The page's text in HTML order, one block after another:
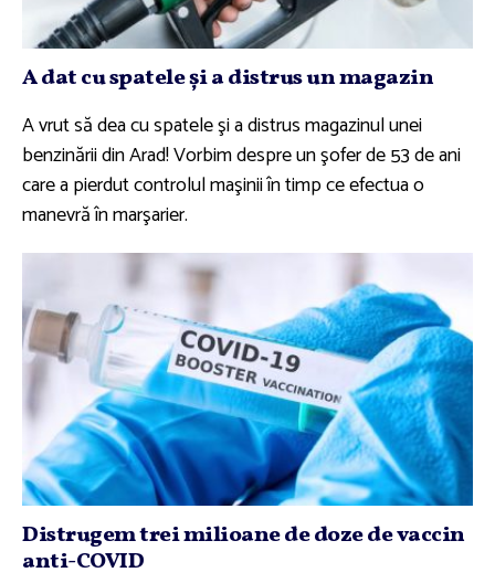
A dat cu spatele şi a distrus un magazin
A vrut să dea cu spatele şi a distrus magazinul unei
benzinării din Arad! Vorbim despre un şofer de 53 de ani
care a pierdut controlul maşinii în timp ce efectua o
manevră în marşarier.
Distrugem trei milioane de doze de vaccin
anti-COVID